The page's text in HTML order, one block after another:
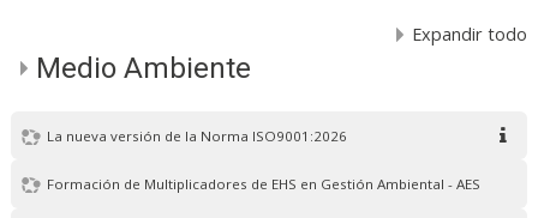
Expandir todo
Medio Ambiente
La nueva versión de la Norma ISO9001:2026
Formación de Multiplicadores de EHS en Gestión Ambiental - AES